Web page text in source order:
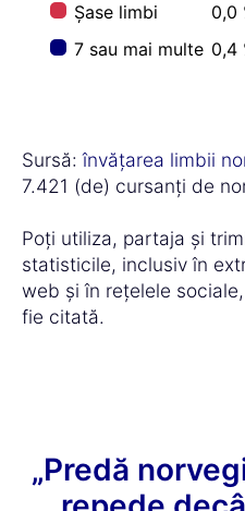
Șase limbi
0,0
7 sau mai multe 0,4
Sursă:învățarea limbii
7.421 (de) cursanți de
Poți utiliza, partaja și
statisticile, inclusiv în
web și în rețelele
fie citată.
„Predă